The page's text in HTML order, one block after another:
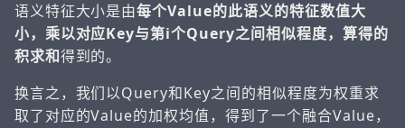
语义特征大小是由每个Value的此语义的特征数值大
小，乘以对应Key与第i个Query之间相似程度，算得的
积求和得到的。
换言之，我们以Query和Key之间的相似程度为权重求
取了对应的Value的加权均值，得到了一个融合Value，